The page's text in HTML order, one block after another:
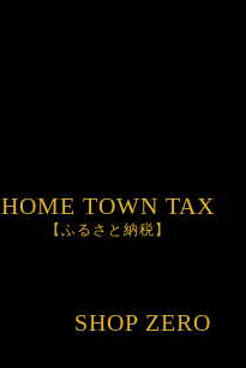
HOME TOWN TAX
【ふるさと納税】
SHOP ZERO